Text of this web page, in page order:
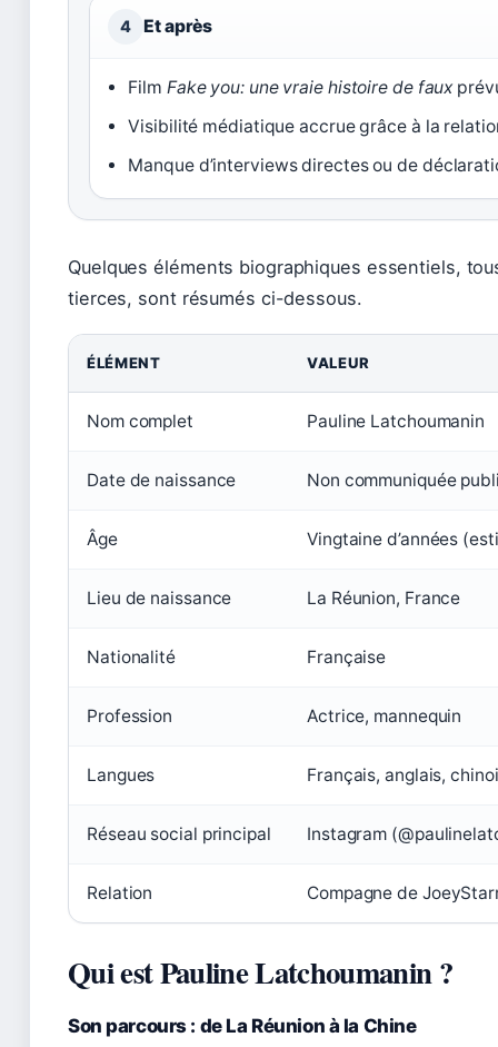
4 Et après
Film Fake you: une vraie histoire de faux
Visibilité médiatique accrue grâce à la
Manque d’interviews directes ou de
Quelques éléments biographiques essentiels,
tierces, sont résumés ci-dessous.
ÉLÉMENT VALEUR
Nom complet Pauline Latchoumanin
Date de naissance Non communiquée
Âge Vingtaine d’années
Lieu de naissance La Réunion, France
Nationalité Française
Profession Actrice, mannequin
Langues Français, anglais,
Réseau social principal Instagram
Relation Compagne de
Qui est Pauline Latchoumanin ?
Son parcours : de La Réunion à la Chine